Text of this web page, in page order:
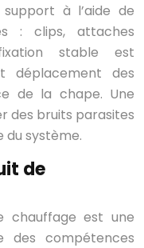
à l’aide de
: clips, attaches
stable est
déplacement des
de la chape. Une
des bruits parasites
système.
de
chauffage est une
des compétences